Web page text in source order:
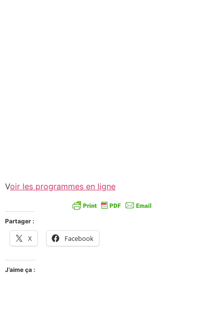
Voir les programmes en ligne
Partager :
X Facebook
J’aime ça :